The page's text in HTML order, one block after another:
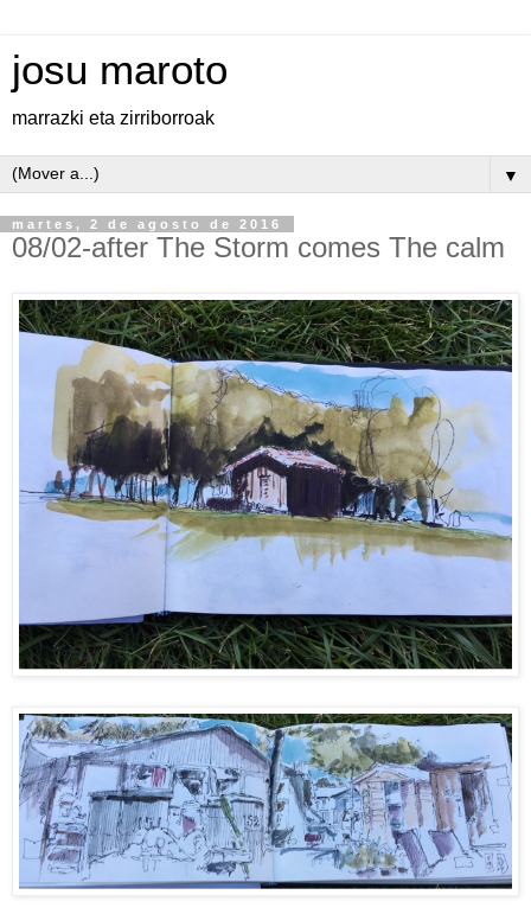
josu maroto
marrazki eta zirriborroak
▼
martes, 2 de agosto de 2016
08/02-after The Storm comes The calm